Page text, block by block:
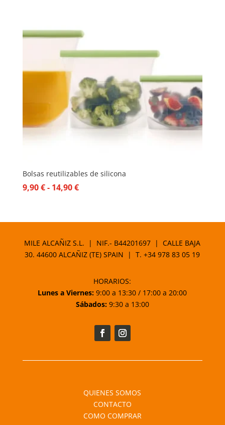
Bolsas reutilizables de silicona
9,90€- 14,90€Rango
9,90 €
hasta
MILE ALCAÑIZ S.L. | NIF.- B44201697 | CALLE BAJA
30. 44600 ALCAÑIZ (TE) SPAIN | T.+34 978 83 05 19
HORARIOS:
Lunes a Viernes: 9:00 a 13:30 / 17:00 a 20:00
Sábados:9:30 a 13:00
QUIENES SOMOS
CONTACTO
COMO COMPRAR